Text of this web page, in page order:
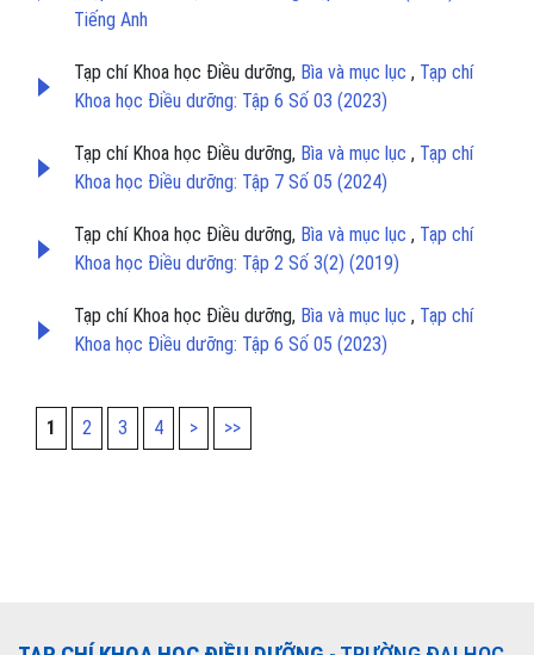
Tiếng Anh
Tạp chí Khoa học Điều dưỡng, Bìa và mục lục , Tạp chí
Khoa học Điều dưỡng: Tập 6 Số 03 (2023)
Tạp chí Khoa học Điều dưỡng, Bìa và mục lục , Tạp chí
Khoa học Điều dưỡng: Tập 7 Số 05 (2024)
Tạp chí Khoa học Điều dưỡng, Bìa và mục lục , Tạp chí
Khoa học Điều dưỡng: Tập 2 Số 3(2) (2019)
Tạp chí Khoa học Điều dưỡng, Bìa và mục lục , Tạp chí
Khoa học Điều dưỡng: Tập 6 Số 05 (2023)
1 2 3 4 > >>